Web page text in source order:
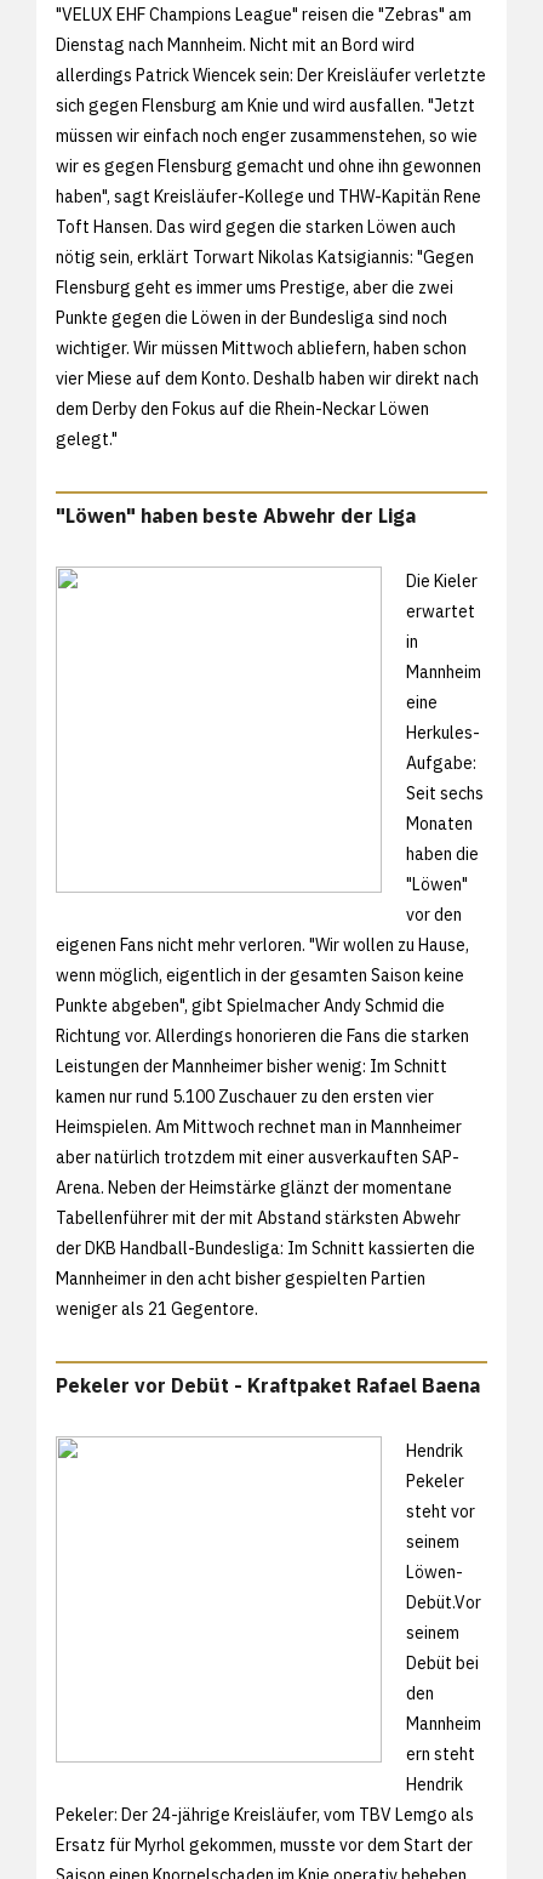
"VELUX EHF Champions League" reisen die "Zebras" am
Dienstag nach Mannheim. Nicht mit an Bord wird
allerdings Patrick Wiencek sein: Der Kreisläufer verletzte
sich gegen Flensburg am Knie und wird ausfallen. "Jetzt
müssen wir einfach noch enger zusammenstehen, so wie
wir es gegen Flensburg gemacht und ohne ihn gewonnen
haben", sagt Kreisläufer-Kollege und THW-Kapitän Rene
Toft Hansen. Das wird gegen die starken Löwen auch
nötig sein, erklärt Torwart Nikolas Katsigiannis: "Gegen
Flensburg geht es immer ums Prestige, aber die zwei
Punkte gegen die Löwen in der Bundesliga sind noch
wichtiger. Wir müssen Mittwoch abliefern, haben schon
vier Miese auf dem Konto. Deshalb haben wir direkt nach
dem Derby den Fokus auf die Rhein-Neckar Löwen
gelegt."
"Löwen" haben beste Abwehr der Liga
Die Kieler
erwartet
in
Mannheim
eine
Herkules-
Aufgabe:
Seit sechs
Monaten
haben die
"Löwen"
vor den
eigenen Fans nicht mehr verloren. "Wir wollen zu Hause,
wenn möglich, eigentlich in der gesamten Saison keine
Punkte abgeben", gibt Spielmacher Andy Schmid die
Richtung vor. Allerdings honorieren die Fans die starken
Leistungen der Mannheimer bisher wenig: Im Schnitt
kamen nur rund 5.100 Zuschauer zu den ersten vier
Heimspielen. Am Mittwoch rechnet man in Mannheimer
aber natürlich trotzdem mit einer ausverkauften SAP-
Arena. Neben der Heimstärke glänzt der momentane
Tabellenführer mit der mit Abstand stärksten Abwehr
der DKB Handball-Bundesliga: Im Schnitt kassierten die
Mannheimer in den acht bisher gespielten Partien
weniger als 21 Gegentore.
Pekeler vor Debüt - Kraftpaket Rafael Baena
Hendrik
Pekeler
steht vor
seinem
Löwen-
Debüt.Vor
seinem
Debüt bei
den
Mannheim
ern steht
Hendrik
Pekeler: Der 24-jährige Kreisläufer, vom TBV Lemgo als
Ersatz für Myrhol gekommen, musste vor dem Start der